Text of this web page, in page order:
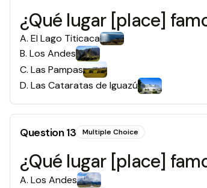
¿Qué lugar [place]
A. El Lago Titicaca
B. Los Andes
C. Las Pampas
D. Las Cataratas de Iguazú
Question13 Multiple Choice
¿Qué lugar [place]
A. Los Andes